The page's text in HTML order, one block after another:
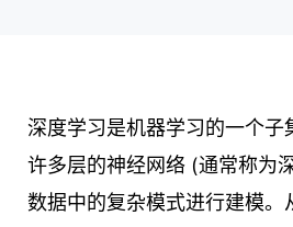
深度学习是机器学习的一个子
许多层的神经网络 (通常称为
数据中的复杂模式进行建模。